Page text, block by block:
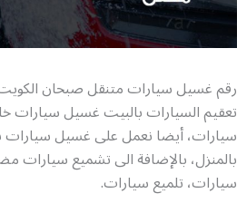
رقم غسيل سيارات متنقل صبحان
تعقيم السيارات بالبيت غسيل
سيارات، أيضا نعمل على غسيل سيارات
بالمنزل، بالإضافة الى تشميع
سيارات، تلميع سيارات.